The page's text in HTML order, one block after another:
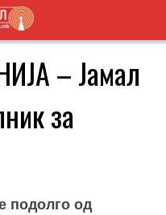
– Јамал
за
подолго од